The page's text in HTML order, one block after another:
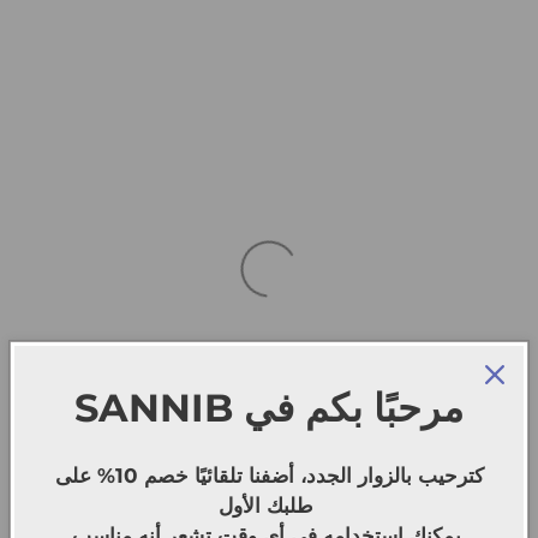
SANNIB
كترحيب بالزوار الجدد، أضفنا تلقائيًا خصم 10% على